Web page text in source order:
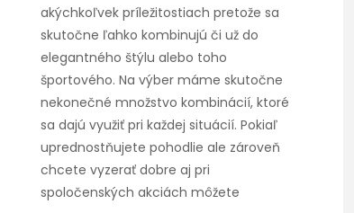
akýchkoľvek príležitostiach pretože sa
skutočne ľahko kombinujú či už do
elegantného štýlu alebo toho
športového. Na výber máme skutočne
nekonečné množstvo kombinácií, ktoré
sa dajú využiť pri každej situácií. Pokiaľ
uprednostňujete pohodlie ale zároveň
chcete vyzerať dobre aj pri
spoločenských akciách môžete